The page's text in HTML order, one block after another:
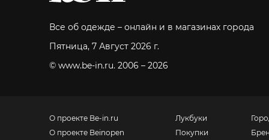
Все об одежде – онлайн и в магазинах города
Пятница, 7 Август 2026 г.
© www.be-in.ru. 2006 – 2026
О проекте Be-in.ru
О проекте Beinopen
Лукбуки
Покупки